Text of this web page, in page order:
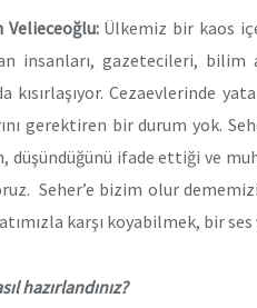
Velieceoğlu:Ülkemiz bir kaos
insanları, gazetecileri, bilim
kısırlaşıyor. Cezaevlerinde
gerektiren bir durum yok.
düşündüğünü ifade ettiği ve
Seher’e bizim olur
karşı koyabilmek, bir
hazırlandınız?